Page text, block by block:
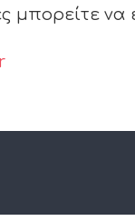
μπορείτε να